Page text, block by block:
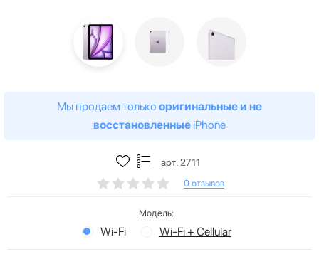
Мы продаем только оригинальные и не
восстановленные iPhone
арт. 2711
0 отзывов
Модель:
Wi-Fi Wi-Fi + Cellular